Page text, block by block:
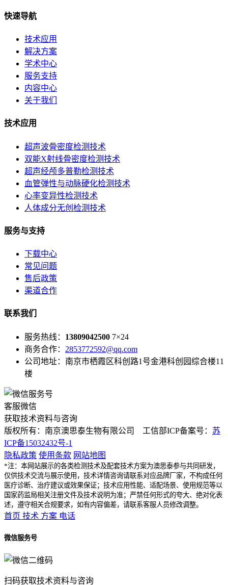
快速导航
技术应用
解决方案
学术中心
服务支持
内容中心
关于我们
技术应用
超声波骨密度检测技术
双能X射线骨密度检测技术
超声经颅多普勒检测技术
血管弹性与动脉硬化检测技术
心率变异性检测技术
人体成分无创检测技术
服务与支持
下载中心
常见问题
售后政策
渠道合作
联系我们
服务热线： 13809042500 7×24
商务合作： 2853772592@qq.com
公司地址：南京市栖霞区科创路1号金港科创园综合楼11
楼
客服微信
获取技术资料与咨询
版权所有：南京澳思泰生物有限公司 工信部ICP备案号： 苏
ICP备15032432号-1
隐私政策 使用条款 网站地图
*注：本网站展示的各类检测技术及配套技术方案为澳思泰参与共同研发，
仅供技术交流与展示使用，技术详情咨询请联系对应品牌厂家，不构成任何
医疗诊断、治疗建议或效果保证；技术应用性能、适配场景、使用规范等以
国家药监局相关注册文件及技术说明为准；严禁任何形式的夸大、绝对化表
述，遵守相关合规要求，如有内容偏差，请联系客服人员修改调整。
首页 技术 方案 电话
微信服务号
扫码获取技术资料与咨询